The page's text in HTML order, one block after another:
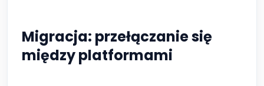
Migracja: przełączanie się
między platformami